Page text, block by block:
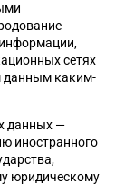
сетях
данным каким-
данных —
иностранного
юридическому